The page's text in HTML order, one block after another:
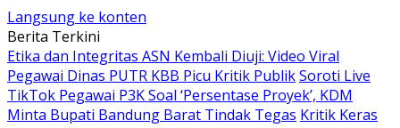
Langsung ke konten
Berita Terkini
Etika dan Integritas ASN Kembali Diuji: Video Viral
Pegawai Dinas PUTR KBB Picu Kritik PublikSoroti Live
TikTok Pegawai P3K Soal ‘Persentase Proyek’, KDM
Minta Bupati Bandung Barat Tindak Tegas Kritik Keras